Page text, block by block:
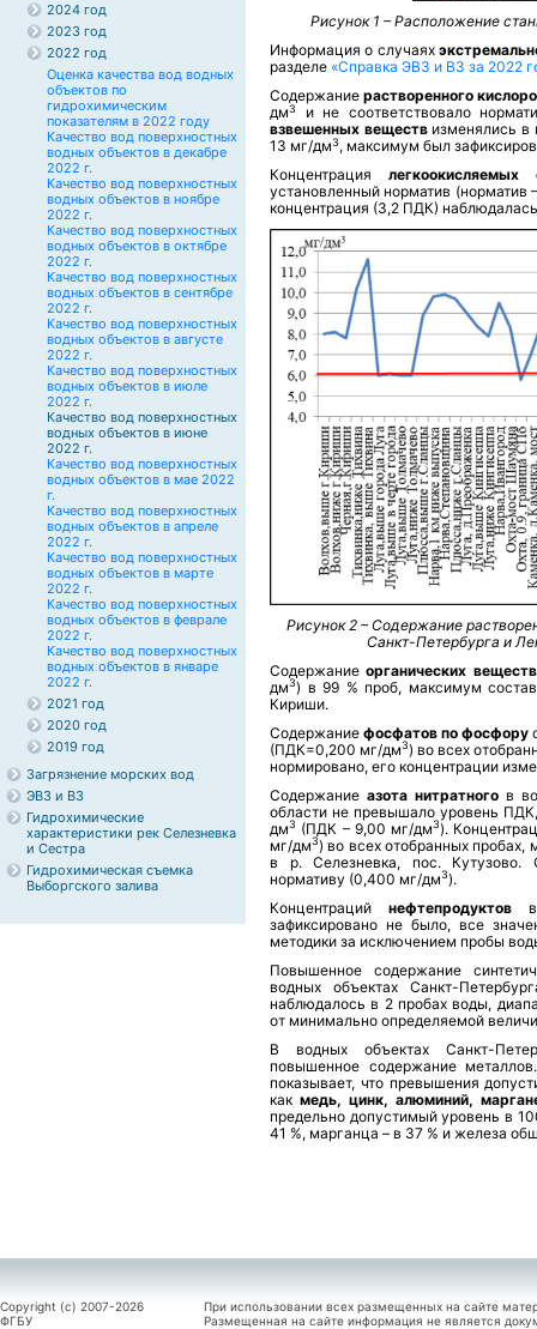
2024 год
2023 год
2022 год
Оценка качества вод водных
объектов по
гидрохимическим
показателям в 2022 году
Качество вод поверхностных
водных объектов в декабре
2022 г.
Качество вод поверхностных
водных объектов в ноябре
2022 г.
Качество вод поверхностных
водных объектов в октябре
2022 г.
Качество вод поверхностных
водных объектов в сентябре
2022 г.
Качество вод поверхностных
водных объектов в августе
2022 г.
Качество вод поверхностных
водных объектов в июле
2022 г.
Качество вод поверхностных
водных объектов в июне
2022 г.
Качество вод поверхностных
водных объектов в мае 2022
г.
Качество вод поверхностных
водных объектов в апреле
2022 г.
Качество вод поверхностных
водных объектов в марте
2022 г.
Качество вод поверхностных
водных объектов в феврале
2022 г.
Качество вод поверхностных
водных объектов в январе
2022 г.
2021 год
2020 год
2019 год
Загрязнение морских вод
ЭВЗ и ВЗ
Гидрохимические
характеристики рек Селезневка
и Сестра
Гидрохимическая съемка
Выборгского залива
Рисунок 1 – Расположение
Информация о случаях
разделе «Справка ЭВЗ и ВЗ за 2022
Содержание растворенного
дм3
и не соответствовало
взвешенных веществизменялись в
13 мг/дм3, максимум был
Концентрация
установленный норматив (норматив
концентрация (3,2 ПДК)
Рисунок 2 – Содержание
Санкт-Петербурга и
Содержаниеорганических
дм3) в 99 % проб, максимум
Кириши.
Содержание фосфатов по фосфору
(ПДК=0,200 мг/дм3) во всех
нормировано, его концентрации
Содержание азота нитратного в
области не превышало уровень
дм3 (ПДК – 9,00 мг/дм3).
мг/дм3) во всех отобранных
в р. Селезневка, пос.
нормативу (0,400 мг/дм3).
Концентраций нефтепродуктов
зафиксировано не было, все
методики за исключением пробы
Повышенное содержание
водных объектах Санкт-
наблюдалось в 2 пробах воды,
от минимально определяемой
В водных объектах Санкт-
повышенное содержание
показывает, что превышения
какмедь, цинк, алюминий,
предельно допустимый уровень в
41 %, марганца – в 37 % и железа
Copyright (c) 2007-2026
ФГБУ
При использовании всех размещенных на сайте
Размещенная на сайте информация не является